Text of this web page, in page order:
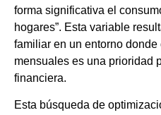
forma significativa el
hogares”. Esta variable
familiar en un entorno
mensuales es una prioridad
financiera.
Esta búsqueda de